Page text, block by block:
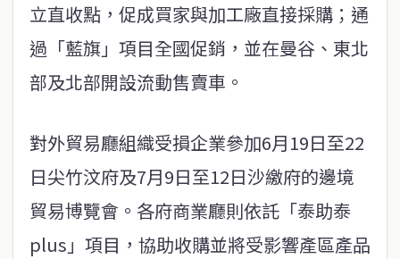
立直收點，促成買家與加工廠直接採購；通
過「藍旗」項目全國促銷，並在曼谷、東北
部及北部開設流動售賣車。
對外貿易廳組織受損企業參加6月19日至22
日尖竹汶府及7月9日至12日沙繳府的邊境
貿易博覽會。各府商業廳則依託「泰助泰
plus」項目，協助收購並將受影響產區產品